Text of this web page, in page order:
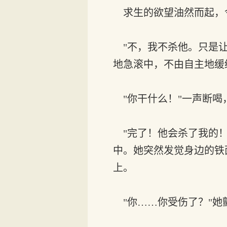
求生的欲望油然而起，
"不，我不杀他。只是
地急滚中，不由自主地
"你干什么！"一声断喝
"完了！他会杀了我的
中。她突然发觉身边的
上。
"你……你受伤了？"她